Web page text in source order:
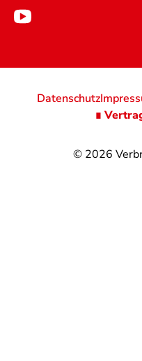
© 2026
Datenschutz
∎